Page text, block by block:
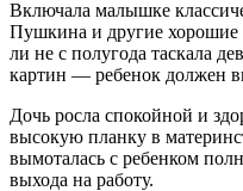
Включала малышке
Пушкина и другие хорошие
ли не с полугода таскала
картин — ребенок должен
Дочь росла спокойной и
высокую планку в
вымоталась с ребенком
выхода на работу.